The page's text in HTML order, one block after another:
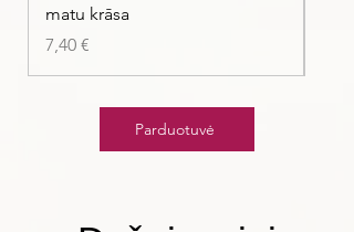
matu krāsa
Kaina
7,40 €
Parduotuvė